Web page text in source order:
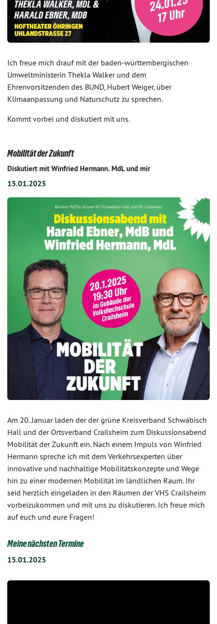
Ich freue mich drauf mit der baden-württembergischen
Umweltministerin Thekla Walker und dem
Ehrenvorsitzenden des BUND, Hubert Weiger, über
Klimaanpassung und Naturschutz zu sprechen.
Kommt vorbei und diskutiert mit uns.
Mobilität der Zukunft
Diskutiert mit Winfried Hermann. MdL und mir
15.01.2025
Am 20. Januar laden der der grüne Kreisverband Schwäbisch
Hall und der Ortsverband Crailsheim zum Diskussionsabend
Mobilität der Zukunft ein. Nach einem Impuls von Winfried
Hermann spreche ich mit dem Verkehrsexperten über
innovative und nachhaltige Mobilitätskonzepte und Wege
hin zu einer modernen Mobilität im ländlichen Raum. Ihr
seid herzlich eingeladen in den Räumen der VHS Crailsheim
vorbeizukommen und mit uns zu diskutieren. Ich freue mich
auf euch und eure Fragen!
Meine nächsten Termine
15.01.2025